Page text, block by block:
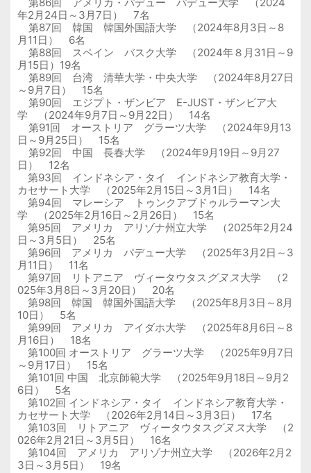
年2月 24日～ 3月7日） 7名
第87回 韓国 韓国外国語大学 （2024年8月 3日～ 8
月 11 日） 6名
第88回 スペイン バスク大学 （2024年８月 31 日～ 9
月 15日） 19名
第89回 台湾 清華大学・中央大学 （2024年8月 27日
～ 9月7日） 15名
第90回 エジプト・ザンビア E-JUST ・ザンビア大
学 （2024年9月7日～ 9月 22日） 14名
第91回 オーストリア グラーツ大学 （2024年9月 13
日～ 9月 25日） 15名
第92回 中国 長春大学 （2024年9月 19日～ 9月 27
日） 12名
第93回 インドネシア・タイ インドネシア教育大学・
カセサート大学 （2025年2月 15日～ 3月 1 日） 14名
第94回 マレーシア トゥンクアブドゥルラーマン大
学 （2025年2月 16日～ 2月 26日） 15名
第95回 アメリカ アリゾナ州立大学 （2025年2月 24
日～ 3月 5日） 25名
第96回 アメリカ パデュー大学 （2025年3月 2日～ 3
月 11 日） 11名
第97回 リトアニア ヴィータウタス グヌス大学 （2
025年3月 8日～ 3月 20日） 20名
第98回 韓国 韓国外国語大学 （2025年8月3日～8月
10日） 5名
第99回 アメリカ アイダホ大学 （2025年8月6日～8
月16日） 18名
第100回 オーストリア グラーツ大学 （2025年9月7日
～9月17日） 15名
第101回 中国 北京師範大学 （2025年9月18日～9月2
6日） 5名
第102回 インドネシア・タイ インドネシア教育大学・
カセサート大学 （2026年2月 14日～ 3月3日） 17名
第103回 リトアニア ヴィータウタス グヌス大学 （2
026年2月21日～ 3月5日） 16名
第104回 アメリカ アリゾナ州立大学 （2026年2月 2
3日～ 3月 5日） 19名